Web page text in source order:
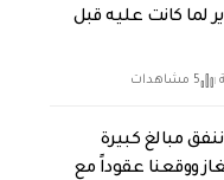
لما كانت عليه قبل
5 مشاهدات
مبالغ كبيرة
ووقعنا عقوداً مع